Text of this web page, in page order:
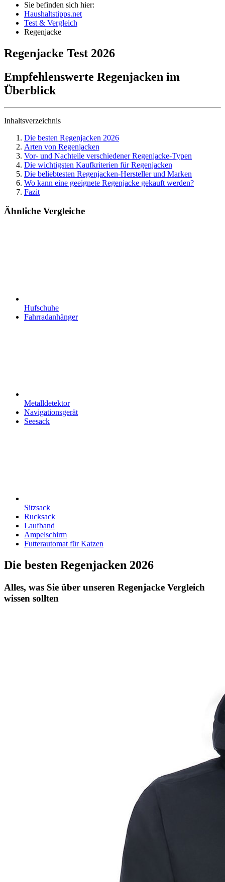
Sie befinden sich hier:
Haushaltstipps.net
Test & Vergleich
Regenjacke
Regenjacke Test 2026
Empfehlenswerte Regenjacken im
Überblick
Inhaltsverzeichnis
Die besten Regenjacken 2026
Arten von Regenjacken
Vor- und Nachteile verschiedener Regenjacke-Typen
Die wichtigsten Kaufkriterien für Regenjacken
Die beliebtesten Regenjacken-Hersteller und Marken
Wo kann eine geeignete Regenjacke gekauft werden?
Fazit
Ähnliche Vergleiche
Hufschuhe
Fahrradanhänger
Metalldetektor
Navigationsgerät
Seesack
Sitzsack
Rucksack
Laufband
Ampelschirm
Futterautomat für Katzen
Die besten Regenjacken 2026
Alles, was Sie über unseren Regenjacke Vergleich
wissen sollten